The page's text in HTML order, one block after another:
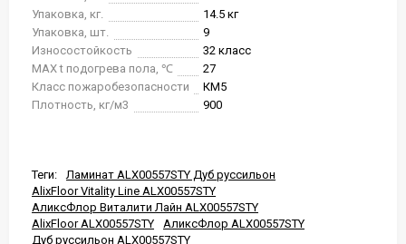
Упаковка, кг.
14.5 кг
Упаковка, шт.
9
Износостойкость
32 класс
MAX t подогрева пола, ℃
27
Класс пожаробезопасности
КМ5
Плотность, кг/м3
900
Теги:
Ламинат ALX00557STY Дуб руссильон
AlixFloor Vitality Line ALX00557STY
АликсФлор Виталити Лайн ALX00557STY
AlixFloor ALX00557STY
АликсФлор ALX00557STY
Дуб руссильон ALX00557STY